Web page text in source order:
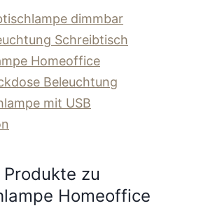
dimmbar
Schreibtisch
Homeoffice
Beleuchtung
mit USB
zu
Homeoffice